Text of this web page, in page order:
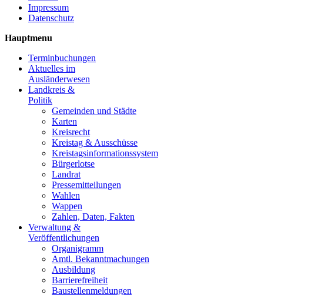
Impressum
Datenschutz
Hauptmenu
Terminbuchungen
Aktuelles im
Ausländerwesen
Landkreis &
Politik
Gemeinden und Städte
Karten
Kreisrecht
Kreistag & Ausschüsse
Kreistagsinformationssystem
Bürgerlotse
Landrat
Pressemitteilungen
Wahlen
Wappen
Zahlen, Daten, Fakten
Verwaltung &
Veröffentlichungen
Organigramm
Amtl. Bekanntmachungen
Ausbildung
Barrierefreiheit
Baustellenmeldungen